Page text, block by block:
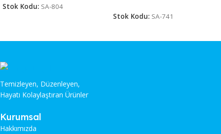
Stok Kodu: SA-804
Stok Kodu: SA-741
Temizleyen, Düzenleyen,
Hayatı Kolaylaştıran Ürünler
Kurumsal
Hakkımızda